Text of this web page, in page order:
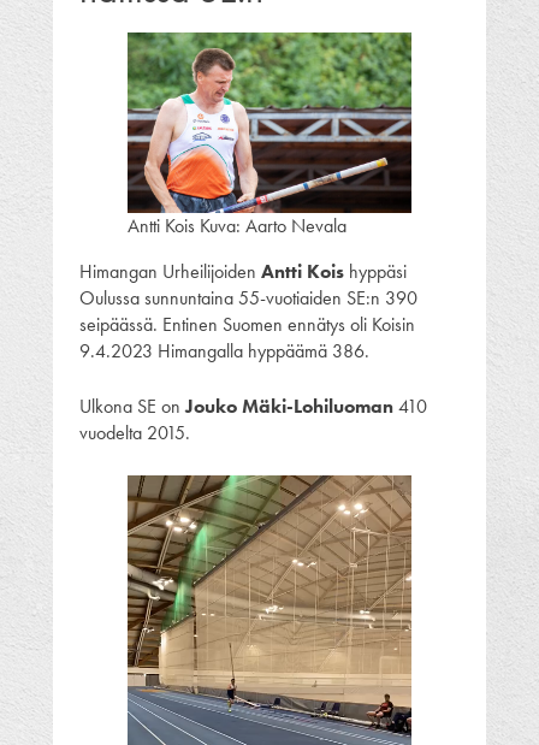
Antti Kois Kuva: Aarto Nevala
Himangan Urheilijoiden Antti Kois hyppäsi
Oulussa sunnuntaina 55-vuotiaiden SE:n 390
seipäässä. Entinen Suomen ennätys oli Koisin
9.4.2023 Himangalla hyppäämä 386.
Ulkona SE onJouko Mäki-Lohiluoman410
vuodelta 2015.